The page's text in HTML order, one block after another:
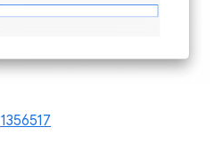
1356517